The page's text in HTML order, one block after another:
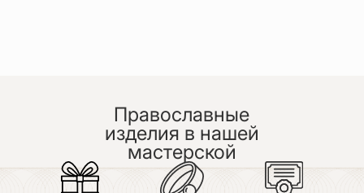
Православные
изделия в нашей
мастерской